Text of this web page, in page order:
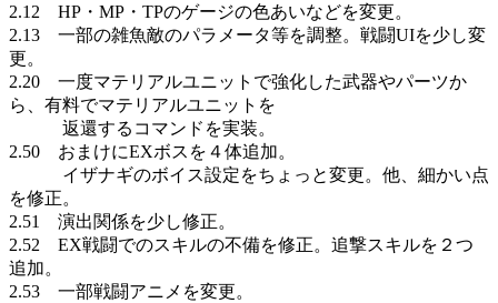
2.12 HP・MP・TPのゲージの色あいなどを変更。
2.13 一部の雑魚敵のパラメータ等を調整。戦闘UIを少し変
更。
2.20 一度マテリアルユニットで強化した武器やパーツか
ら、有料でマテリアルユニットを
返還するコマンドを実装。
2.50 おまけにEXボスを４体追加。
イザナギのボイス設定をちょっと変更。他、細かい点
を修正。
2.51 演出関係を少し修正。
2.52 EX戦闘でのスキルの不備を修正。追撃スキルを２つ
追加。
2.53 一部戦闘アニメを変更。